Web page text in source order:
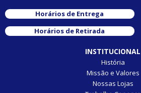
Horários de Entrega
Horários de Retirada
INSTITUCIONAL
História
Missão e Valores
Nossas Lojas